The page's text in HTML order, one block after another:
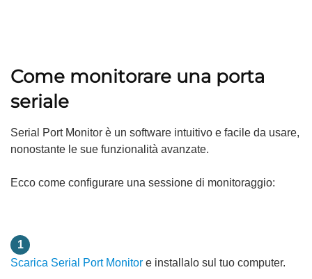
Come monitorare una porta
seriale
Serial Port Monitor è un software intuitivo e facile da usare,
nonostante le sue funzionalità avanzate.
Ecco come configurare una sessione di monitoraggio:
1
Scarica Serial Port Monitor e installalo sul tuo computer.